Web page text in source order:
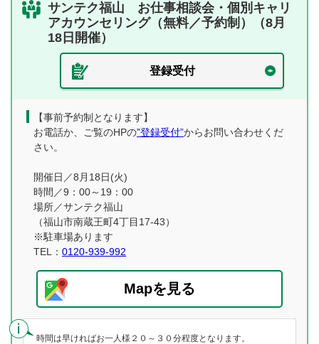
サンテク福山 お仕事相談会・個別キャリ
アカウンセリング（無料／予約制）（8月
18日開催）
登録受付
【事前予約制となります】
お電話か、ご覧のHPの”登録受付”からお問い合わせくだ
さい。
開催日／8月18日(火)
時間／9：00～19：00
場所／サンテク福山
（福山市南蔵王町4丁目17-43）
※駐車場あります
TEL： 0120-939-992
Mapを見る
時間は早ければお一人様２０～３０分程度となります。